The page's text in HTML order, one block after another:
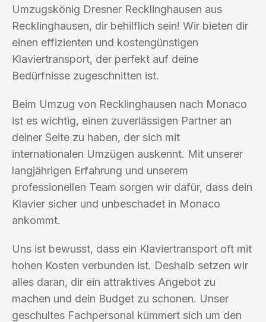
Umzugskönig Dresner Recklinghausen aus
Recklinghausen, dir behilflich sein! Wir bieten dir
einen effizienten und kostengünstigen
Klaviertransport, der perfekt auf deine
Bedürfnisse zugeschnitten ist.
Beim Umzug von Recklinghausen nach Monaco
ist es wichtig, einen zuverlässigen Partner an
deiner Seite zu haben, der sich mit
internationalen Umzügen auskennt. Mit unserer
langjährigen Erfahrung und unserem
professionellen Team sorgen wir dafür, dass dein
Klavier sicher und unbeschadet in Monaco
ankommt.
Uns ist bewusst, dass ein Klaviertransport oft mit
hohen Kosten verbunden ist. Deshalb setzen wir
alles daran, dir ein attraktives Angebot zu
machen und dein Budget zu schonen. Unser
geschultes Fachpersonal kümmert sich um den